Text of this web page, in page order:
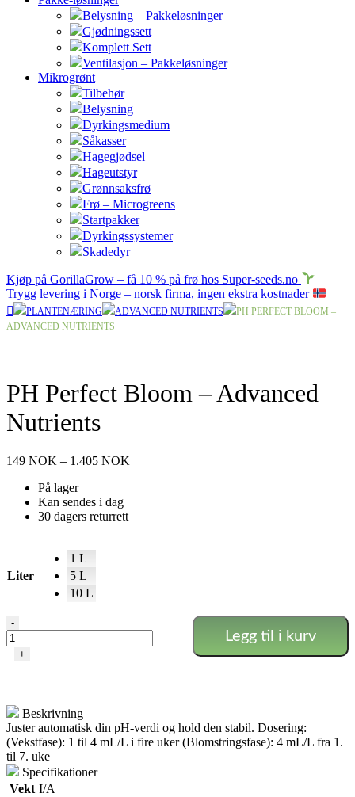
Belysning – Pakkeløsninger
Gjødningssett
Komplett Sett
Ventilasjon – Pakkeløsninger
Mikrogrønt
Tilbehør
Belysning
Dyrkingsmedium
Såkasser
Hagegjødsel
Hageutstyr
Grønnsaksfrø
Frø – Microgreens
Startpakker
Dyrkingssystemer
Skadedyr
Kjøp på GorillaGrow – få 10 % på frø hos Super-seeds.no
Trygg levering i Norge – norsk firma, ingen ekstra kostnader
PLANTENÆRING ADVANCED NUTRIENTS
PH PERFECT BLOOM –
ADVANCED NUTRIENTS
PH Perfect Bloom – Advanced
Nutrients
149 NOK – 1.405 NOK
På lager
Kan sendes i dag
30 dagers returrett
Liter
1 L
5 L
10 L
PH
Perfect
Bloom
antall
-
+
Legg til i kurv
Beskrivning
Juster automatisk din pH-verdi og hold den stabil. Dosering:
(Vekstfase): 1 til 4 mL/L i fire uker (Blomstringsfase): 4 mL/L fra 1.
til 7. uke
Specifikationer
Vekt I/A